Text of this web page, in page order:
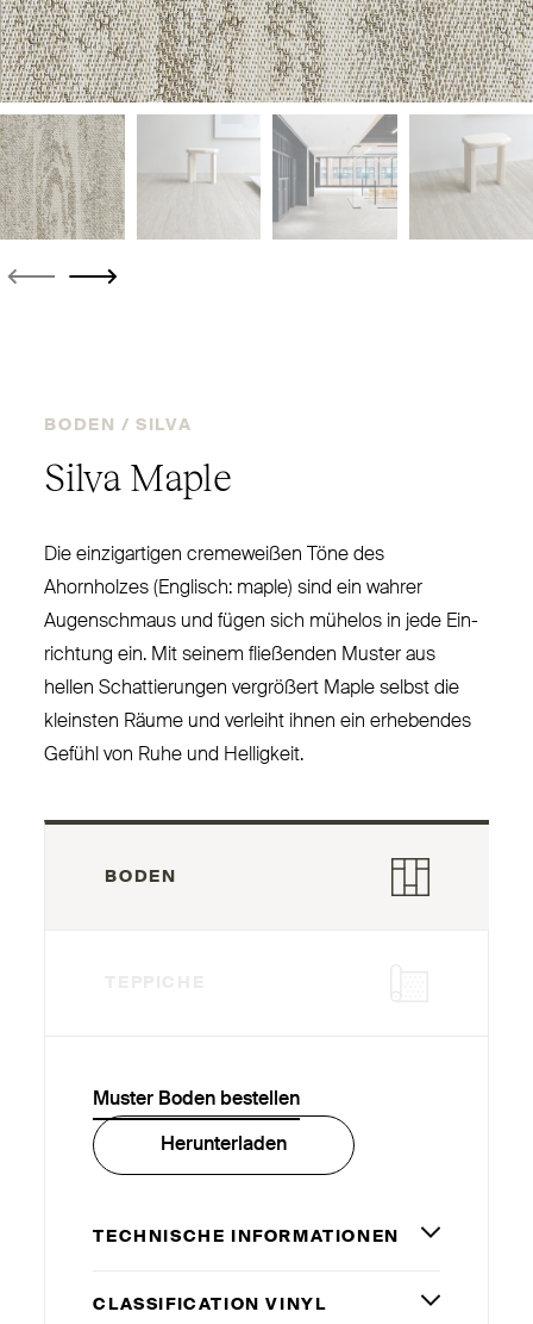
BODEN / SILVA
Silva Maple
Die ein­zig­artigen cremeweißen Töne des
Ahornholzes (Englisch: maple) sind ein wahrer
Augen­schmaus und fügen sich mühelos in jede Ein­
richtung ein. Mit seinem fließenden Muster aus
hellen Schat­tierungen ver­größert Maple selbst die
kleinsten Räume und verleiht ihnen ein erhebendes
Gefühl von Ruhe und Helligkeit.
BODEN
Muster Boden bestellen
Herunterladen
TECHNISCHE INFORMATIONEN
CLASSIFICATION VINYL